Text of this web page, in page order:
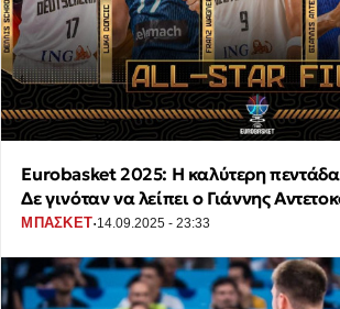
Eurobasket 2025: Η καλύτερη
Δε γινόταν να λείπει ο Γιάννης
ΜΠΑΣΚΕΤ·14.09.2025 - 23:33